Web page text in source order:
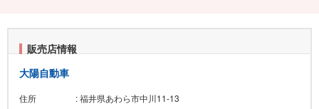
販売店情報
大陽自動車
住所
: 福井県あわら市中川11-13